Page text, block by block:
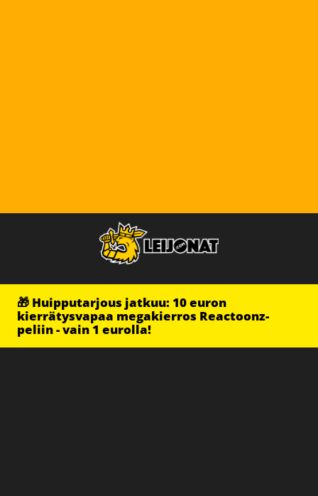
🎁 Huipputarjous jatkuu: 10 euron
kierrätysvapaa megakierros Reactoonz-
peliin - vain 1 eurolla!